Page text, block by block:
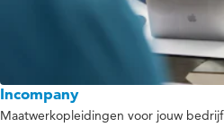
Incompany
Maatwerkopleidingen voor jouw bedrijf